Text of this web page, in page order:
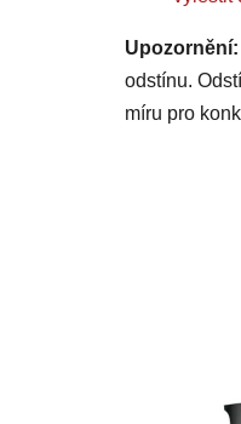
Upozornění:
odstínu.
míru pro